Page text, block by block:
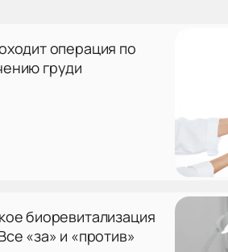
операция по
груди
биоревитализация
«за» и «против»